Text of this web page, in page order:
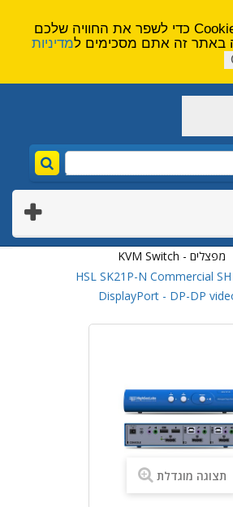
מפצלים - KVM Switch
HSL SK21P-N Commercial
DisplayPort - DP-DP
תצוגה מוגדלת
אנו משתמשים ב-Cookies כדי לשפר את החוויה שלכם
באתר זה אתם מסכימים למדיניות